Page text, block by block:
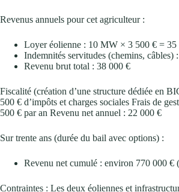
Revenus annuels pour cet agriculteur :
Loyer éolienne : 10 MW × 3 500 € = 35
Indemnités servitudes (chemins, câbles)
Revenu brut total : 38 000 €
Fiscalité (création d’une structure dédiée en
500 € d’impôts et charges sociales Frais de
500 € par an Revenu net annuel : 22 000 €
Sur trente ans (durée du bail avec options) :
Revenu net cumulé : environ 770 000 €
Contraintes : Les deux éoliennes et